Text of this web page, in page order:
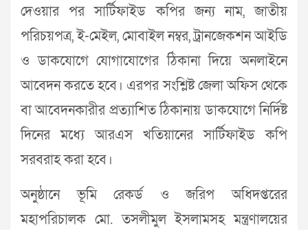
দেওয়ার পর সার্টিফাইড কপির জন্য নাম, জাতীয়
পরিচয়পত্র, ই-মেইল, মোবাইল নম্বর, ট্রানজেকশন আইডি
ও ডাকযোগে যোগাযোগের ঠিকানা দিয়ে অনলাইনে
আবেদন করতে হবে। এরপর সংশ্লিষ্ট জেলা অফিস থেকে
বা আবেদনকারীর প্রত্যাশিত ঠিকানায় ডাকযোগে নির্দিষ্ট
দিনের মধ্যে আরএস খতিয়ানের সার্টিফাইড কপি
সরবরাহ করা হবে।
অনুষ্ঠানে ভূমি রেকর্ড ও জরিপ অধিদপ্তরের
মহাপরিচালক মো. তসলীমুল ইসলামসহ মন্ত্রণালয়ের